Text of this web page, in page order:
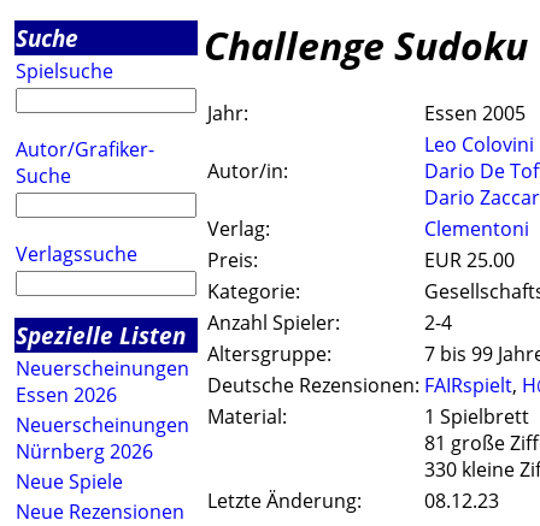
Suche
Spielsuche
Autor/Grafiker-
Suche
Verlagssuche
Spezielle Listen
Neuerscheinungen
Essen 2026
Neuerscheinungen
Nürnberg 2026
Neue Spiele
Neue Rezensionen
Challenge Sudoku
Jahr: Essen 2005
Autor/in:
Leo Colovini
Dario De
Dario
Verlag:
Clementoni
Preis:
EUR 25.00
Kategorie:
Anzahl Spieler:
2-4
Altersgruppe:
7 bis 99
Deutsche Rezensionen: FAIRspielt,
Material:
1 Spielbrett
81 große
330 kleine
Letzte Änderung:
08.12.23